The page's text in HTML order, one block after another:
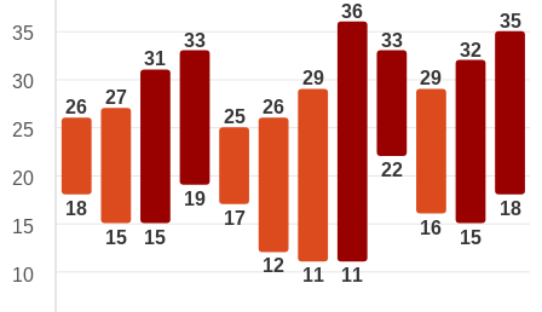
26
18
27
15
31
15
33
19
25
17
26
12
29
11
36
11
33
22
29
16
32
15
35
18
35
30
25
20
15
10